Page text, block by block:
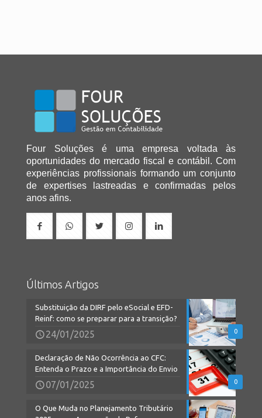
Four Soluções é uma empresa voltada às
oportunidades do mercado fiscal e contábil. Com
experiências profissionais formando um conjunto
de expertises lastreadas e confirmadas pelos
anos afins.
Últimos Artigos
0
Substituição da DIRF pelo eSocial e EFD-
Reinf: como se preparar para a transição?
24/01/2025
0
Declaração de Não Ocorrência ao CFC:
Entenda o Prazo e a Importância do Envio
07/01/2025
O Que Muda no Planejamento Tributário